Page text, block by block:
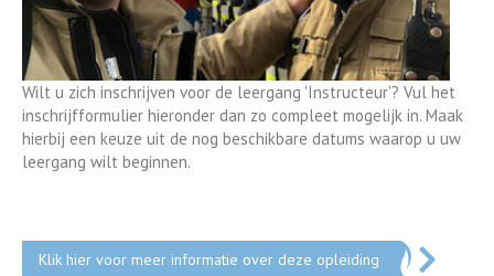
Wilt u zich inschrijven voor de leergang 'Instructeur'? Vul het
inschrijfformulier hieronder dan zo compleet mogelijk in. Maak
hierbij een keuze uit de nog beschikbare datums waarop u uw
leergang wilt beginnen.
Klik hier voor meer informatie over deze opleiding